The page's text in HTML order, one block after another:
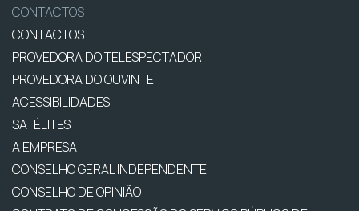
CONTACTOS
CONTACTOS
PROVEDORA DO TELESPECTADOR
PROVEDORA DO OUVINTE
ACESSIBILIDADES
SATÉLITES
A EMPRESA
CONSELHO GERAL INDEPENDENTE
CONSELHO DE OPINIÃO